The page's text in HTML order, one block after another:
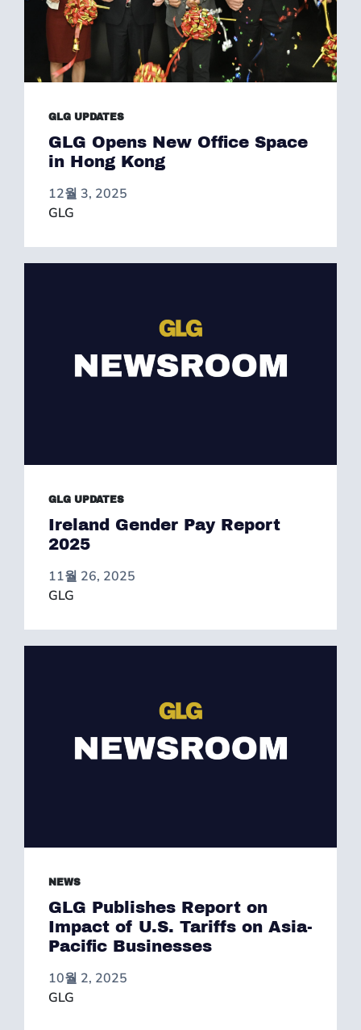
GLG UPDATES
GLG Opens New Office Space
in Hong Kong
12월 3, 2025
GLG
GLG UPDATES
Ireland Gender Pay Report
2025
11월 26, 2025
GLG
NEWS
GLG Publishes Report on
Impact of U.S. Tariffs on Asia-
Pacific Businesses
10월 2, 2025
GLG